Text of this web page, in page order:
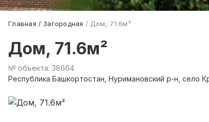
Главная Загородная Дом, 71.6м²
Дом, 71.6м²
№ объекта: 38664
Республика Башкортостан, Нуримановский р-н, село